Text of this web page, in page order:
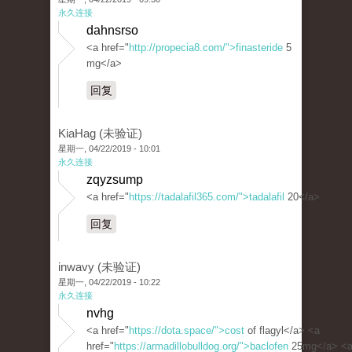
永久连接
dahnsrso
<a href=" http://propecia8.com/">finasteride 5
mg</a>
回复
KiaHag (未验证)
星期一, 04/22/2019 - 10:01
永久连接
zqyzsump
<a href=" https://tadalafil365.com/">tadalafil 20</a>
回复
inwavy (未验证)
星期一, 04/22/2019 - 10:22
永久连接
nvhg
<a href=" https://dota.space/">cost of flagyl</a> <a
href=" https://armadillobulldog.org/">baclofen 25mg</a> <a